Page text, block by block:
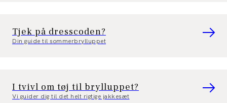
Tjek på dresscoden?
Din guide til sommerbrylluppet
I tvivl om tøj til brylluppet?
Vi guider dig til det helt rigtige jakkesæt